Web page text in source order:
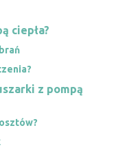
ciepła?
z pompą